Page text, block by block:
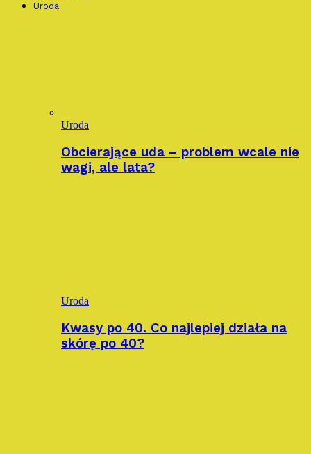
Uroda
Uroda
Obcierające uda – problem wcale nie
wagi, ale lata?
Uroda
Kwasy po 40. Co najlepiej działa na
skórę po 40?